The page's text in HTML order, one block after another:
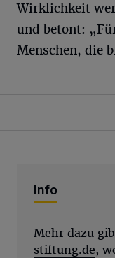
Wirklichkeit
und betont:
Menschen, die
Info
Mehr dazu
stiftung.de,